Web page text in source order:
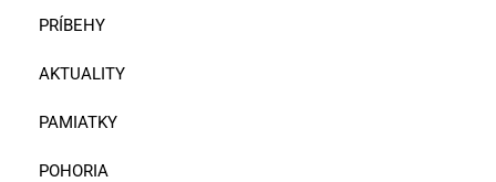
PRÍBEHY
AKTUALITY
PAMIATKY
POHORIA